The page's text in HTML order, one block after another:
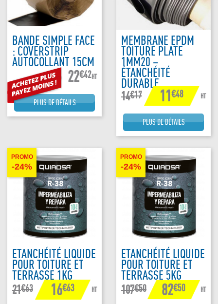
BANDE SIMPLE FACE
: COVERSTRIP
AUTOCOLLANT 15CM
22€42HT
PLUS DE DÉTAILS
MEMBRANE EPDM
TOITURE PLATE
1MM20 –
ÉTANCHÉITÉ
DURABLE
14€17 11€48 HT
PLUS DE DÉTAILS
ETANCHÉITÉ LIQUIDE
POUR TOITURE ET
TERRASSE 1KG
21€63 16€63 HT
PROMO
-24%
ETANCHÉITÉ LIQUIDE
POUR TOITURE ET
TERRASSE 5KG
107€50 82€50 HT
PROMO
-24%